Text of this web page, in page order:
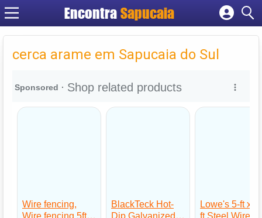
Encontra
Cadastrar empresa
Criar conta
cerca arame em Sapucaia do Sul